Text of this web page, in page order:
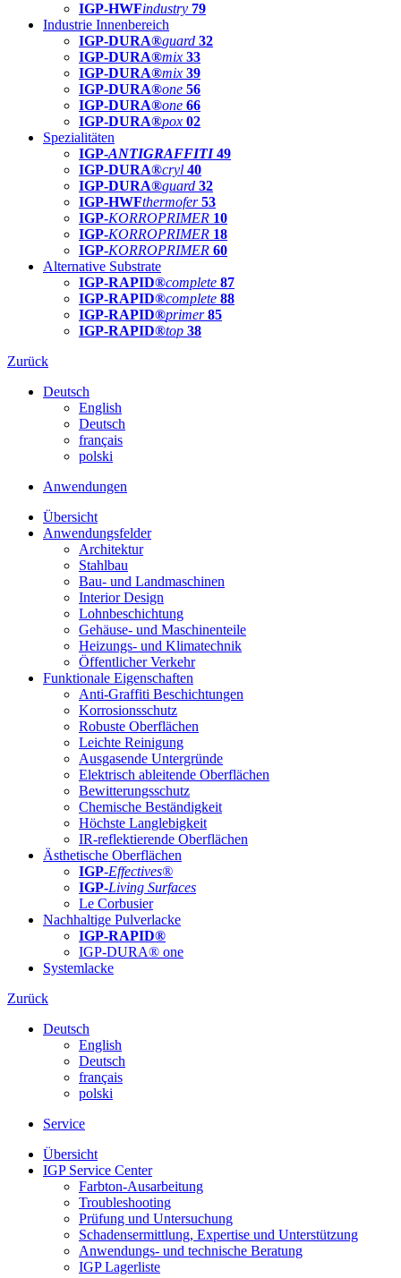
IGP-HWFindustry 79
Industrie Innenbereich
IGP-DURA®guard 32
IGP-DURA®mix 33
IGP-DURA®mix 39
IGP-DURA®one 56
IGP-DURA®one 66
IGP-DURA®pox 02
Spezialitäten
IGP-ANTIGRAFFITI49
IGP-DURA®cryl 40
IGP-DURA®guard 32
IGP-HWFthermofer 53
IGP-KORROPRIMER 10
IGP-KORROPRIMER 18
IGP-KORROPRIMER 60
Alternative Substrate
IGP-RAPID®complete 87
IGP-RAPID®complete 88
IGP-RAPID®primer 85
IGP-RAPID®top 38
Zurück
Deutsch
English
Deutsch
français
polski
Anwendungen
Übersicht
Anwendungsfelder
Architektur
Stahlbau
Bau- und Landmaschinen
Interior Design
Lohnbeschichtung
Gehäuse- und Maschinenteile
Heizungs- und Klimatechnik
Öffentlicher Verkehr
Funktionale Eigenschaften
Anti-Graffiti Beschichtungen
Korrosionsschutz
Robuste Oberflächen
Leichte Reinigung
Ausgasende Untergründe
Elektrisch ableitende Oberflächen
Bewitterungsschutz
Chemische Beständigkeit
Höchste Langlebigkeit
IR-reflektierende Oberflächen
Ästhetische Oberflächen
IGP-Effectives®
IGP-Living Surfaces
Le Corbusier
Nachhaltige Pulverlacke
IGP-RAPID®
IGP-DURA® one
Systemlacke
Zurück
Deutsch
English
Deutsch
français
polski
Service
Übersicht
IGP Service Center
Farbton-Ausarbeitung
Troubleshooting
Prüfung und Untersuchung
Schadensermittlung, Expertise und Unterstützung
Anwendungs- und technische Beratung
IGP Lagerliste